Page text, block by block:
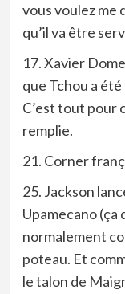
vous voulez me
qu’il va être
17. Xavier
que Tchou a
C’est tout pour
remplie.
21. Corner
25. Jackson
Upamecano
normalement
poteau. Et
le talon de